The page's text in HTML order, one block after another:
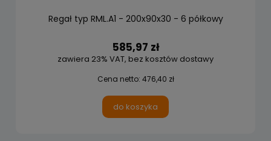
Regał typ RML.A1 - 200x90x30 - 6 półkowy
585,97 zł
zawiera 23% VAT, bez kosztów dostawy
Cena netto: 476,40 zł
do koszyka